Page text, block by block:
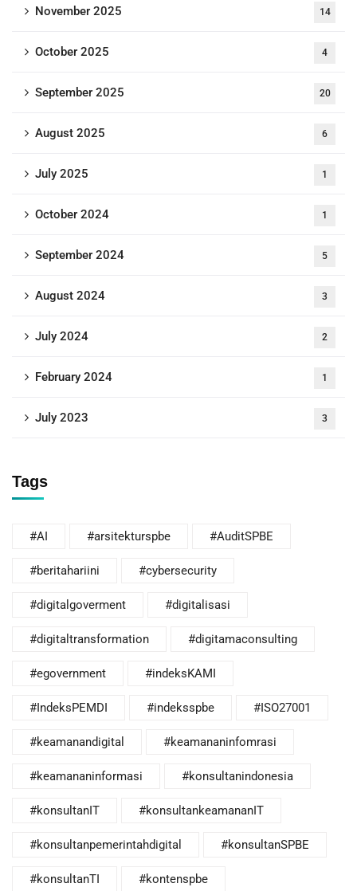
November 2025 14
October 2025 4
September 2025 20
August 2025 6
July 2025 1
October 2024 1
September 2024 5
August 2024 3
July 2024 2
February 2024 1
July 2023 3
Tags
#AI #arsitekturspbe #AuditSPBE
#beritahariini #cybersecurity
#digitalgoverment #digitalisasi
#digitaltransformation #digitamaconsulting
#egovernment #indeksKAMI
#IndeksPEMDI #indeksspbe #ISO27001
#keamanandigital #keamananinfomrasi
#keamananinformasi #konsultanindonesia
#konsultanIT #konsultankeamananIT
#konsultanpemerintahdigital #konsultanSPBE
#konsultanTI #kontenspbe